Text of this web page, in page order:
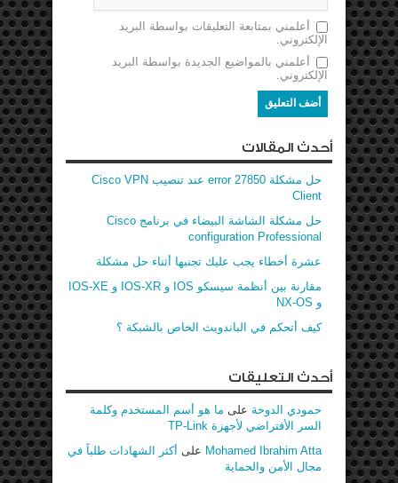
أعلمني بمتابعة التعليقات بواسطة البريد
الإلكتروني.
أعلمني بالمواضيع الجديدة بواسطة البريد
الإلكتروني.
أحدث المقالات
حل مشكلة error 27850 عند تنصيب Cisco VPN
Client
حل مشكلة الشاشة البيضاء في برنامج Cisco
configuration Professional
عشرة أخطاء يجب عليك تجنبها أثناء حل مشكلة
مقارنة بين أنظمة سيسكو IOS و IOS-XR و IOS-XE
و NX-OS
كيف أتحكم في الباندويث الخاص بالشبكة ؟
أحدث التعليقات
حمودي الدوخة على ما هو أسم المستخدم وكلمة
السر الأفتراضي لأجهزة TP-Link
Mohamed Ibrahim Atta على أكثر الشهادات طلباً في
مجال الأمن والحماية